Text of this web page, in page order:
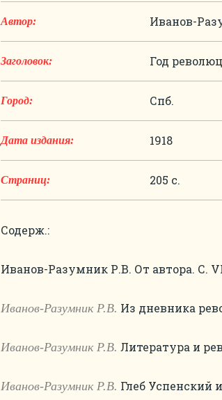
Автор: Иванов-
Заголовок: Год
Город: Спб.
Дата издания: 1918
Страниц: 205 с.
Содерж.:
Иванов-Разумник Р.В. От автора. С.
Иванов-Разумник Р.В. Из дневника
Иванов-Разумник Р.В. Литература и
Иванов-Разумник Р.В. Глеб Успенский